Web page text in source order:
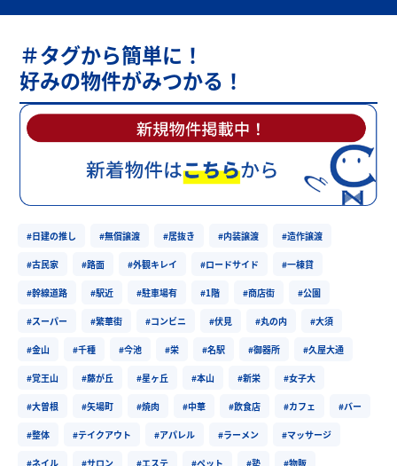
＃タグから簡単に！
好みの物件がみつかる！
#日建の推し #無償譲渡 #居抜き #内装譲渡 #造作譲渡
#古民家 #路面 #外観キレイ #ロードサイド #一棟貸
#幹線道路 #駅近 #駐車場有 #1階 #商店街 #公園
#スーパー #繁華街 #コンビニ #伏見 #丸の内 #大須
#金山 #千種 #今池 #栄 #名駅 #御器所 #久屋大通
#覚王山 #藤が丘 #星ヶ丘 #本山 #新栄 #女子大
#大曽根 #矢場町 #焼肉 #中華 #飲食店 #カフェ #バー
#整体 #テイクアウト #アパレル #ラーメン #マッサージ
#ネイル #サロン #エステ #ペット #塾 #物販